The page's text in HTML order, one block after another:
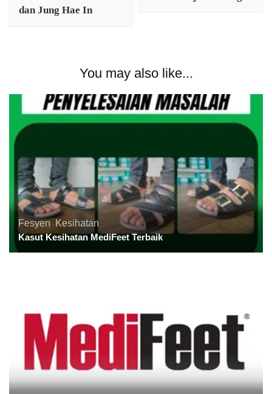
dan Jung Hae In
You may also like...
Fesyen, Kesihatan
Kasut Kesihatan MediFeet Terbaik